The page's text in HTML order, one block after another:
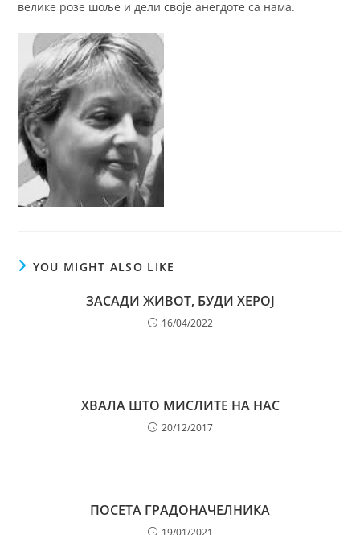
велике розе шоље и дели своје анегдоте са нама.
YOU MIGHT ALSO LIKE
ЗАСАДИ ЖИВОТ, БУДИ ХЕРОЈ
16/04/2022
ХВАЛА ШТО МИСЛИТЕ НА НАС
20/12/2017
ПОСЕТА ГРАДОНАЧЕЛНИКА
19/01/2021